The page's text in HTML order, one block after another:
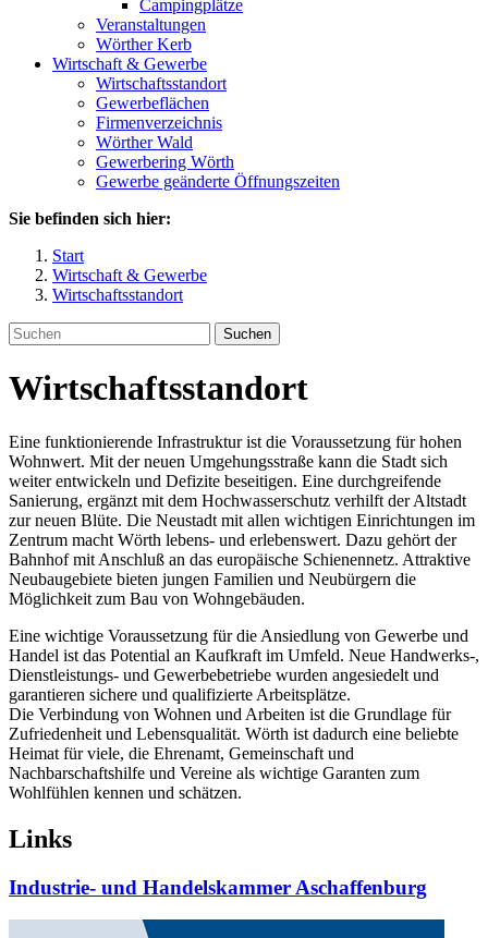
Campingplätze
Veranstaltungen
Wörther Kerb
Wirtschaft & Gewerbe
Wirtschaftsstandort
Gewerbeflächen
Firmenverzeichnis
Wörther Wald
Gewerbering Wörth
Gewerbe geänderte Öffnungszeiten
Sie befinden sich hier:
Start
Wirtschaft & Gewerbe
Wirtschaftsstandort
Suchen
Wirtschaftsstandort
Eine funktionierende Infrastruktur ist die Voraussetzung für hohen
Wohnwert. Mit der neuen Umgehungsstraße kann die Stadt sich
weiter entwickeln und Defizite beseitigen. Eine durchgreifende
Sanierung, ergänzt mit dem Hochwasserschutz verhilft der Altstadt
zur neuen Blüte. Die Neustadt mit allen wichtigen Einrichtungen im
Zentrum macht Wörth lebens- und erlebenswert. Dazu gehört der
Bahnhof mit Anschluß an das europäische Schienennetz. Attraktive
Neubaugebiete bieten jungen Familien und Neubürgern die
Möglichkeit zum Bau von Wohngebäuden.
Eine wichtige Voraussetzung für die Ansiedlung von Gewerbe und
Handel ist das Potential an Kaufkraft im Umfeld. Neue Handwerks-,
Dienstleistungs- und Gewerbebetriebe wurden angesiedelt und
garantieren sichere und qualifizierte Arbeitsplätze.
Die Verbindung von Wohnen und Arbeiten ist die Grundlage für
Zufriedenheit und Lebensqualität. Wörth ist dadurch eine beliebte
Heimat für viele, die Ehrenamt, Gemeinschaft und
Nachbarschaftshilfe und Vereine als wichtige Garanten zum
Wohlfühlen kennen und schätzen.
Links
Industrie- und Handelskammer Aschaffenburg